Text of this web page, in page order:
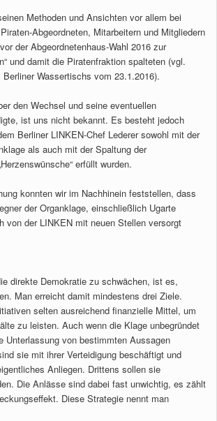
Methoden und Ansichten vor allem bei
Abgeordneten, Mitarbeitern und Mitgliedern
der Abgeordnetenhaus-Wahl 2016 zur
und damit die Piratenfraktion spalteten (vgl.
Berliner Wassertischs vom 23.1.2016).
den Wechsel und seine eventuellen
ist uns nicht bekannt. Es besteht jedoch
Berliner LINKEN-Chef Lederer sowohl mit der
als auch mit der Spaltung der
erfüllt wurden.
konnten wir im Nachhinein feststellen, dass
der Organklage, einschließlich Ugarte
von der LINKEN mit neuen Stellen versorgt
direkte Demokratie zu schwächen, ist es,
Man erreicht damit mindestens drei Ziele.
selten ausreichend finanzielle Mittel, um
zu leisten. Auch wenn die Klage unbegründet
Unterlassung von bestimmten Aussagen
sie mit ihrer Verteidigung beschäftigt und
Anliegen. Drittens sollen sie
Die Anlässe sind dabei fast unwichtig, es zählt
Diese Strategie nennt man